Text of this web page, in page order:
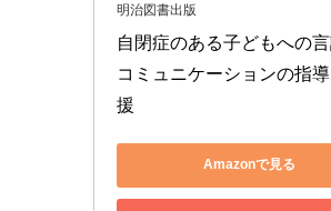
明治図書出版
自閉症のある子どもへの言
コミュニケーションの指
援
Amazonで見る